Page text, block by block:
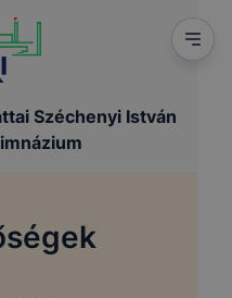
Széchenyi István